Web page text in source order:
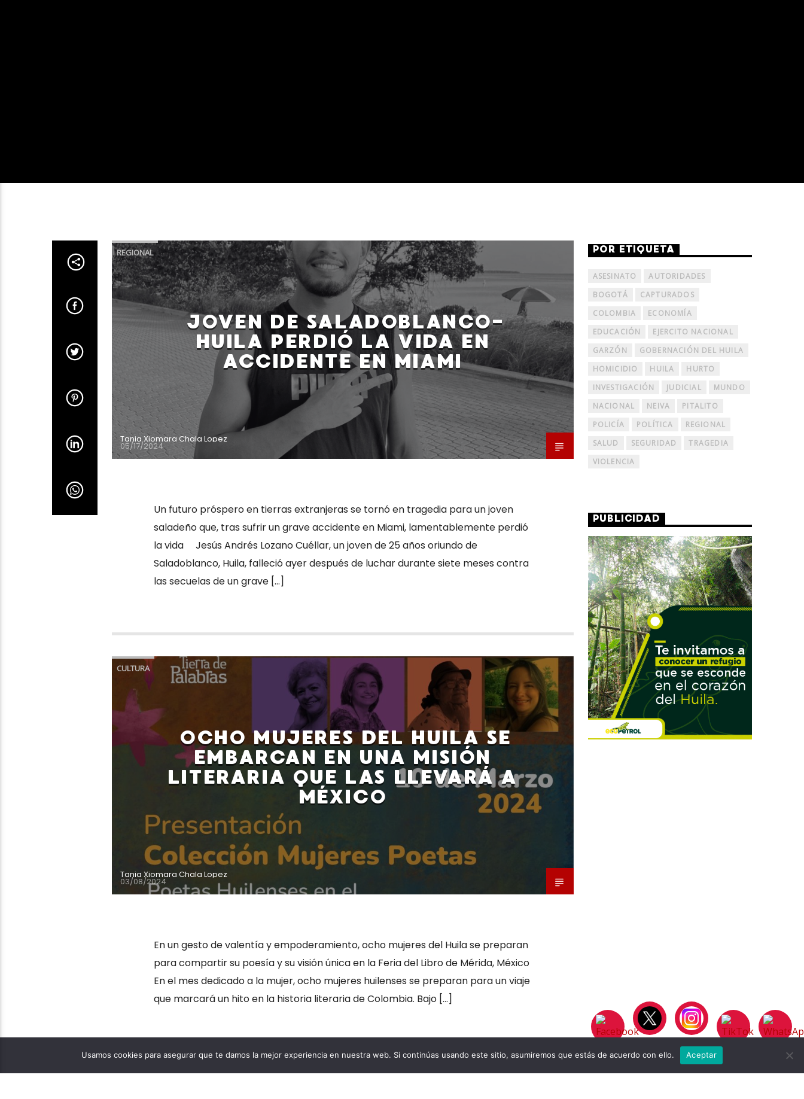
REGIONAL
JOVEN DE SALADOBLANCO-
HUILA PERDIÓ LA VIDA EN
ACCIDENTE EN MIAMI
Tania Xiomara Chala Lopez
05/17/2024
Un futuro próspero en tierras extranjeras se tornó en tragedia para un joven
saladeño que, tras sufrir un grave accidente en Miami, lamentablemente perdió
la vida Jesús Andrés Lozano Cuéllar, un joven de 25 años oriundo de
Saladoblanco, Huila, falleció ayer después de luchar durante siete meses contra
las secuelas de un grave […]
CULTURA
OCHO MUJERES DEL HUILA SE
EMBARCAN EN UNA MISIÓN
LITERARIA QUE LAS LLEVARÁ A
MÉXICO
Tania Xiomara Chala Lopez
03/08/2024
En un gesto de valentía y empoderamiento, ocho mujeres del Huila se preparan
para compartir su poesía y su visión única en la Feria del Libro de Mérida, México
En el mes dedicado a la mujer, ocho mujeres huilenses se preparan para un viaje
que marcará un hito en la historia literaria de Colombia. Bajo […]
POR ETIQUETA
ASESINATO
AUTORIDADES
BOGOTÁ
CAPTURADOS
COLOMBIA
ECONOMÍA
EDUCACIÓN
EJERCITO NACIONAL
GARZÓN
GOBERNACIÓN DEL HUILA
HOMICIDIO
HUILA
HURTO
INVESTIGACIÓN
JUDICIAL
MUNDO
NACIONAL
NEIVA
PITALITO
POLICÍA
POLÍTICA
REGIONAL
SALUD
SEGURIDAD
TRAGEDIA
VIOLENCIA
PUBLICIDAD
Usamos cookies para asegurar que te damos la mejor experiencia en nuestra web. Si continúas usando este sitio, asumiremos que estás de acuerdo con ello. Aceptar